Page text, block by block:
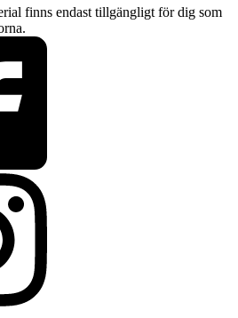
finns endast tillgängligt för dig som